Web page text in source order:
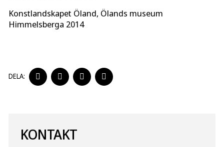
Konstlandskapet Öland, Ölands museum
Himmelsberga 2014
DELA:
DELA
PÅ
DELA
PÅ
DELA
PÅ
PÅ
KONTAKT